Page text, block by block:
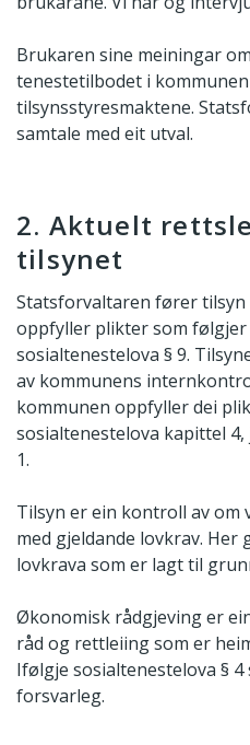
Brukaren sine meiningar
tenestetilbodet i
tilsynsstyresmaktene.
samtale med eit utval.
2. Aktuelt
tilsynet
Statsforvaltaren fører tilsyn
oppfyller plikter som følgjer
sosialtenestelova § 9.
av kommunens
kommunen oppfyller dei
sosialtenestelova kapittel
1.
Tilsyn er ein kontroll av om
med gjeldande lovkrav.
lovkrava som er lagt til
Økonomisk rådgjeving er
råd og rettleiing som er
Ifølgje sosialtenestelova §
forsvarleg.